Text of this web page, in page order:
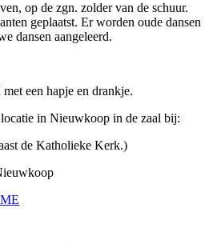
op de zgn. zolder van de schuur.
geplaatst. Er worden oude dansen
dansen aangeleerd.
een hapje en drankje.
locatie in Nieuwkoop in de zaal bij:
de Katholieke Kerk.)
Nieuwkoop